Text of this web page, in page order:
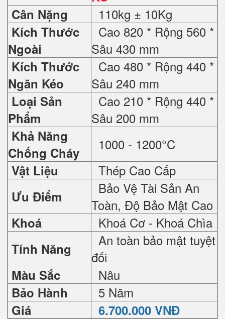
Cân Nặng
110kg ± 10Kg
Kích Thước
Ngoài
Cao 820 * Rộng 560 *
Sâu 430 mm
Kích Thước
Ngăn Kéo
Cao 480 * Rộng 440 *
Sâu 240 mm
Loại Sản
Phẩm
Cao 210 * Rộng 440 *
Sâu 200 mm
Khả Năng
Chống Cháy
1000 - 1200°C
Vật Liệu Thép Cao Cấp
Ưu Điểm
Bảo Vệ Tài Sản An
Toàn, Độ Bảo Mật Cao
Khoá Khoá Cơ - Khoá Chìa
Tính Năng
An toàn bảo mật tuyệt
đối
Màu Sắc Nâu
Bảo Hành 5 Năm
Giá 6.700.000 VNĐ